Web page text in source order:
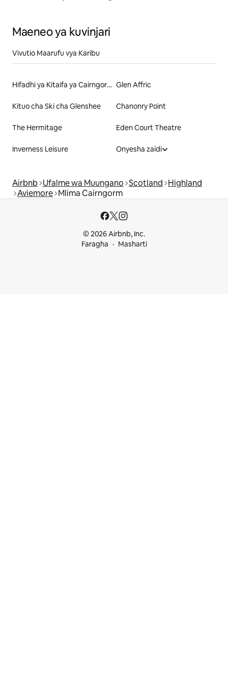
Maeneo ya kuvinjari
Vivutio Maarufu vya Karibu
Hifadhi ya Kitaifa ya Cairngorms Glen Affric
Kituo cha Ski cha Glenshee Chanonry Point
The Hermitage Eden Court Theatre
Inverness Leisure Onyesha zaidi
Airbnb Ufalme wa Muungano Scotland Highland
Aviemore Mlima Cairngorm
© 2026 Airbnb, Inc.
Faragha
Masharti